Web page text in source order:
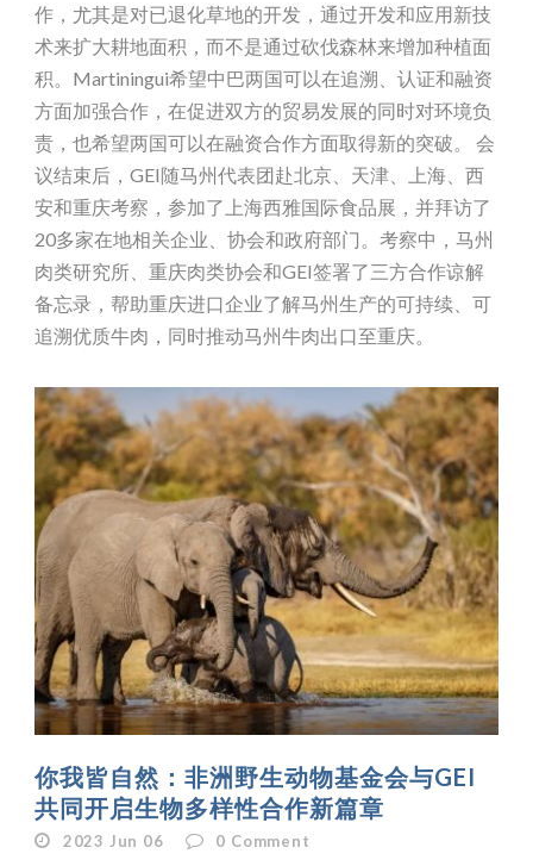
作，尤其是对已退化草地的开发，通过开发和应用新技
术来扩大耕地面积，而不是通过砍伐森林来增加种植面
积。Martiningui希望中巴两国可以在追溯、认证和融资
方面加强合作，在促进双方的贸易发展的同时对环境负
责，也希望两国可以在融资合作方面取得新的突破。 会
议结束后，GEI随马州代表团赴北京、天津、上海、西
安和重庆考察，参加了上海西雅国际食品展，并拜访了
20多家在地相关企业、协会和政府部门。考察中，马州
肉类研究所、重庆肉类协会和GEI签署了三方合作谅解
备忘录，帮助重庆进口企业了解马州生产的可持续、可
追溯优质牛肉，同时推动马州牛肉出口至重庆。
你我皆自然：非洲野生动物基金会与GEI
共同开启生物多样性合作新篇章
2023 Jun 06 0 Comment